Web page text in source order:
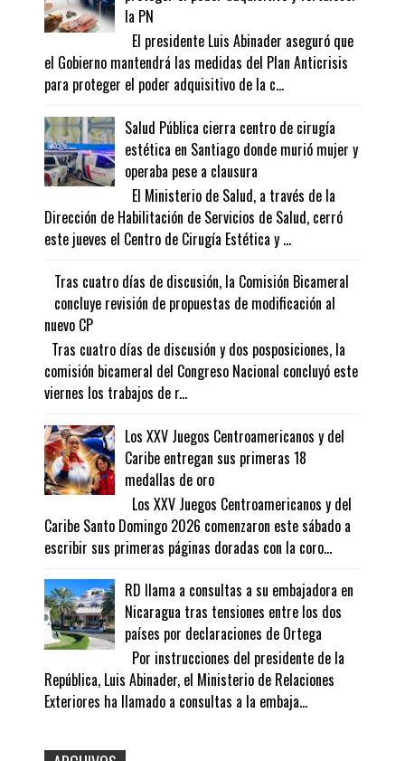
la PN
El presidente Luis Abinader aseguró que
el Gobierno mantendrá las medidas del Plan Anticrisis
para proteger el poder adquisitivo de la c...
Salud Pública cierra centro de cirugía
estética en Santiago donde murió mujer y
operaba pese a clausura
El Ministerio de Salud, a través de la
Dirección de Habilitación de Servicios de Salud, cerró
este jueves el Centro de Cirugía Estética y ...
Tras cuatro días de discusión, la Comisión Bicameral
concluye revisión de propuestas de modificación al
nuevo CP
Tras cuatro días de discusión y dos posposiciones, la
comisión bicameral del Congreso Nacional concluyó este
viernes los trabajos de r...
Los XXV Juegos Centroamericanos y del
Caribe entregan sus primeras 18
medallas de oro
Los XXV Juegos Centroamericanos y del
Caribe Santo Domingo 2026 comenzaron este sábado a
escribir sus primeras páginas doradas con la coro...
RD llama a consultas a su embajadora en
Nicaragua tras tensiones entre los dos
países por declaraciones de Ortega
Por instrucciones del presidente de la
República, Luis Abinader, el Ministerio de Relaciones
Exteriores ha llamado a consultas a la embaja...